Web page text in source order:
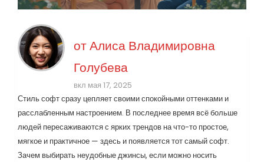
отАлиса Владимировна
Голубева
вкл мая 17, 2025
Стиль софт сразу цепляет своими спокойными оттенками и
расслабленным настроением. В последнее время всё больше
людей пересаживаются с ярких трендов на что-то простое,
мягкое и практичное — здесь и появляется тот самый софт.
Зачем выбирать неудобные джинсы, если можно носить